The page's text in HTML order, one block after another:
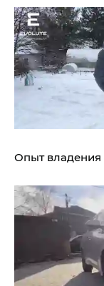
Опыт владения